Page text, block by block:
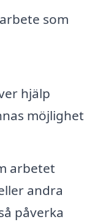
som
hjälp
möjlighet
arbetet
andra
påverka